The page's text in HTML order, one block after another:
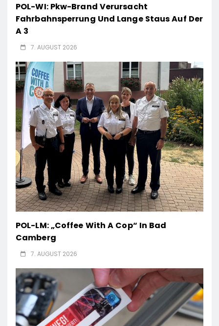
POL-WI: Pkw-Brand Verursacht
Fahrbahnsperrung Und Lange Staus Auf Der
A 3
7. AUGUST 2026
POL-LM: „Coffee With A Cop“ In Bad
Camberg
7. AUGUST 2026